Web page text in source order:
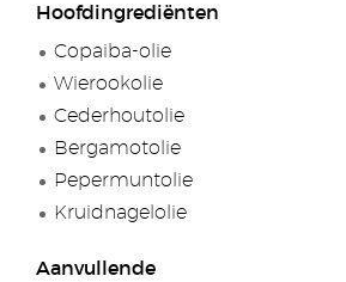
Hoofdingrediënten
Copaiba-olie
Wierookolie
Cederhoutolie
Bergamotolie
Pepermuntolie
Kruidnagelolie
Aanvullende